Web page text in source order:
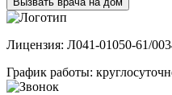
Лицензия: Л041-01050-61/
График работы: